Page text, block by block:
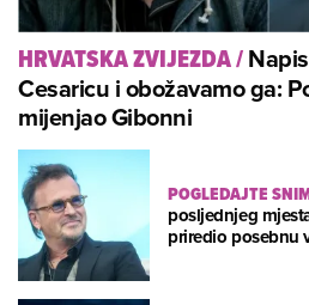
HRVATSKA ZVIJEZDA/
Cesaricu i obožavamo ga:
mijenjao Gibonni
POGLEDAJTE
posljednjeg
priredio posebnu